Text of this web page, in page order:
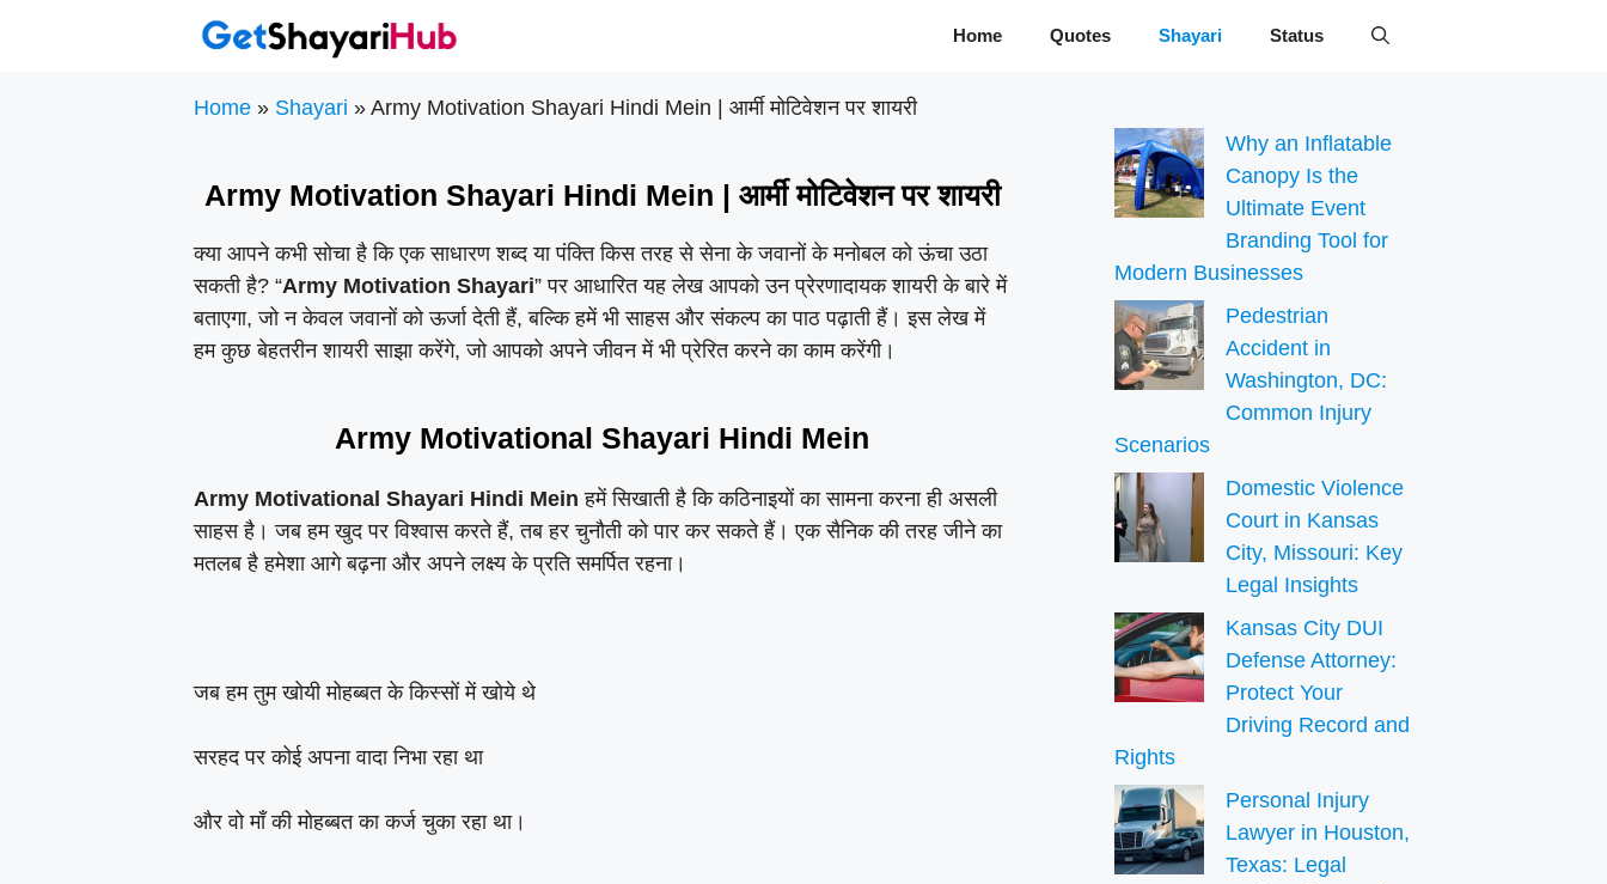
Home Quotes Shayari Status
Home » Shayari » Army Motivation Shayari Hindi Mein | आर्मी मोटिवेशन पर शायरी
Army Motivation Shayari Hindi Mein | आर्मी मोटिवेशन पर शायरी
क्या आपने कभी सोचा है कि एक साधारण शब्द या पंक्ति किस तरह से सेना के जवानों के मनोबल को ऊंचा उठा
सकती है? “Army Motivation Shayari” पर आधारित यह लेख आपको उन प्रेरणादायक शायरी के बारे में
बताएगा, जो न केवल जवानों को ऊर्जा देती हैं, बल्कि हमें भी साहस और संकल्प का पाठ पढ़ाती हैं। इस लेख में
हम कुछ बेहतरीन शायरी साझा करेंगे, जो आपको अपने जीवन में भी प्रेरित करने का काम करेंगी।
Army Motivational Shayari Hindi Mein
Army Motivational Shayari Hindi Mein हमें सिखाती है कि कठिनाइयों का सामना करना ही असली
साहस है। जब हम खुद पर विश्वास करते हैं, तब हर चुनौती को पार कर सकते हैं। एक सैनिक की तरह जीने का
मतलब है हमेशा आगे बढ़ना और अपने लक्ष्य के प्रति समर्पित रहना।
जब हम तुम खोयी मोहब्बत के किस्सों में खोये थे
सरहद पर कोई अपना वादा निभा रहा था
और वो माँ की मोहब्बत का कर्ज चुका रहा था।
Why an Inflatable
Canopy Is the
Ultimate Event
Branding Tool for
Modern Businesses
Pedestrian
Accident in
Washington, DC:
Common Injury
Scenarios
Domestic Violence
Court in Kansas
City, Missouri: Key
Legal Insights
Kansas City DUI
Defense Attorney:
Protect Your
Driving Record and
Rights
Personal Injury
Lawyer in Houston,
Texas: Legal